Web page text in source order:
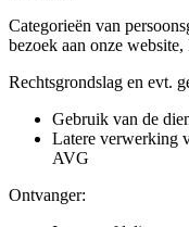
Categorieën van
bezoek aan onze
Rechtsgrondslag en evt.
Gebruik van de
Latere verwerking
AVG
Ontvanger: